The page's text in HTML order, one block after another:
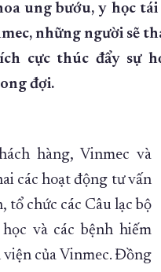
ung bướu, y học tái
những người sẽ
cực thúc đẩy sự
đợi.
hàng, Vinmec và
các hoạt động tư vấn
tổ chức các Câu lạc bộ
và các bệnh hiếm
của Vinmec. Đồng